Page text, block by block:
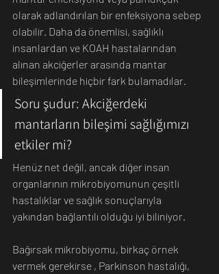
olarak adlandırılan bir enfeksiyona sebep
olabilir. Daha da önemlisi, sağlıklı
insanlardan ve KOAH hastalarından
alınan akciğerler arasında mantar
bileşimlerinde hiçbir fark bulamadılar.
Soru şudur: Akciğerdeki
mantarların bileşimi sağlığımızı
etkiler mi?
Henüz net değil, ancak diğer insan
organlarının mikrobiyomunun çeşitli
hastalıklar ve sağlık sonuçlarıyla
yakından bağlantılı olduğu iyi biliniyor.
Bağırsak mikrobiyomu, birkaç örnek
vermek gerekirse , Parkinson hastalığı,